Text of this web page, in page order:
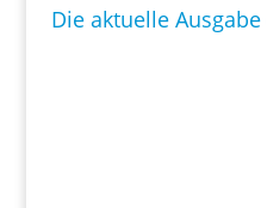
Die aktuelle